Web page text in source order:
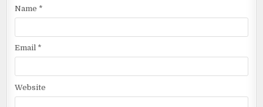
Name *
Email *
Website